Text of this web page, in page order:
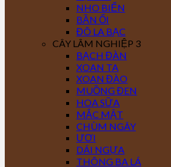
NHO BIỂN
BẦN ỔI
ĐÔ LA BẠC
CÂY LÂM NGHIỆP 3
BẠCH ĐÀN
XOAN TA
XOAN ĐÀO
MUỒNG ĐEN
HOA SỮA
MẮC MẬT
CHÙM NGÂY
ƯƠI
DÁI NGỰA
THÔNG BA LÁ